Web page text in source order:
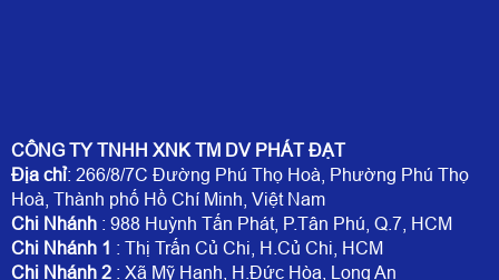
CÔNG TY TNHH XNK TM DV PHÁT ĐẠT
Địa chỉ: 266/8/7C Đường Phú Thọ Hoà, Phường Phú Thọ
Hoà, Thành phố Hồ Chí Minh, Việt Nam
Chi Nhánh : 988 Huỳnh Tấn Phát, P.Tân Phú, Q.7, HCM
Chi Nhánh 1 : Thị Trấn Củ Chi, H.Củ Chi, HCM
Chi Nhánh 2 : Xã Mỹ Hạnh, H.Đức Hòa, Long An